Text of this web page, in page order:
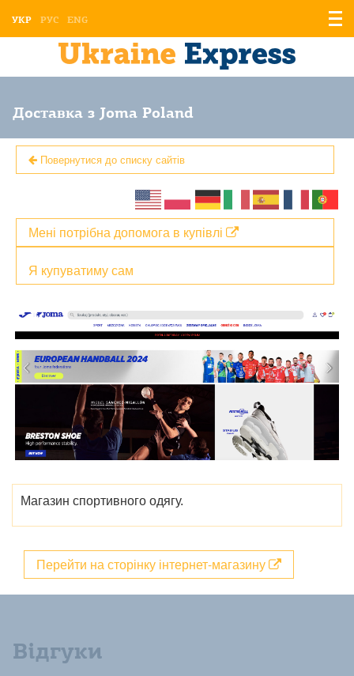
УКР РУС ENG
Доставка з Joma Poland
Повернутися до списку сайтів
Я купуватиму сам
Мені потрібна допомога в купівлі
Магазин спортивного одягу.
Перейти на сторінку інтернет-магазину
Відгуки